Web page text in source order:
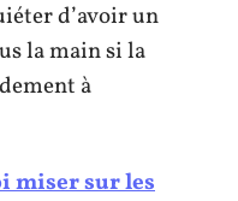
d’avoir un
la main si la
à
miser sur les